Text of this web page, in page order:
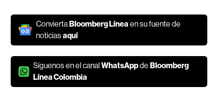
ConviertaBloomberg Línea en su fuente de
noticiasaquí
Síguenos en el canalWhatsAppdeBloomberg
Línea Colombia